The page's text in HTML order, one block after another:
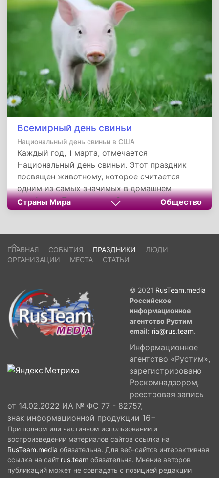
Всемирный день свиньи
Национальный день свиньи в США
Каждый год, 1 марта, отмечается
Национальный день свиньи. Этот праздник
посвящен животному, которое считается
одним из самых значимых в домашнем
хозяйстве. Праздник наиболее распространен
в Америке. В других странах он не популярен,
подлинных сведений.
Страны Мира Общество
ГЛАВНАЯ СОБЫТИЯ ПРАЗДНИКИ
ЛЮДИ
ОРГАНИЗАЦИИ
МЕСТА СТАТЬИ
© 2021 RusTeam.media
Российское
информационное
агентство Рустим
email: ria@rus.team.
Информационное
агентство «Рустим»,
зарегистрировано
Роскомнадзором,
реестровая запись
от 14.02.2022 ИА № ФС 77 - 82757,
знак информационной продукции 16+
При полном или частичном использовании и
воспроизведении материалов сайтов ссылка на
RusTeam.media обязательна. Для веб-сайтов интерактивная
ссылка на сайт rus.team обязательна. Мнение авторов
публикаций может не совпадать с позицией редакции